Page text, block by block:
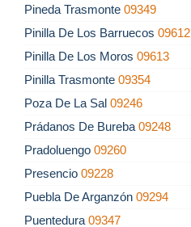
Pineda Trasmonte 09349
Pinilla De Los Barruecos 09612
Pinilla De Los Moros 09613
Pinilla Trasmonte 09354
Poza De La Sal 09246
Prádanos De Bureba 09248
Pradoluengo 09260
Presencio 09228
Puebla De Arganzón 09294
Puentedura 09347